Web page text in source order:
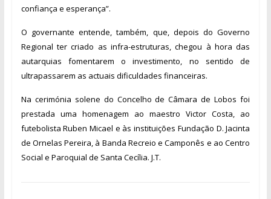
confiança e esperança”.
O governante entende, também, que, depois do Governo
Regional ter criado as infra-estruturas, chegou à hora das
autarquias fomentarem o investimento, no sentido de
ultrapassarem as actuais dificuldades financeiras.
Na cerimónia solene do Concelho de Câmara de Lobos foi
prestada uma homenagem ao maestro Victor Costa, ao
futebolista Ruben Micael e às instituições Fundação D. Jacinta
de Ornelas Pereira, à Banda Recreio e Camponês e ao Centro
Social e Paroquial de Santa Cecília. J.T.